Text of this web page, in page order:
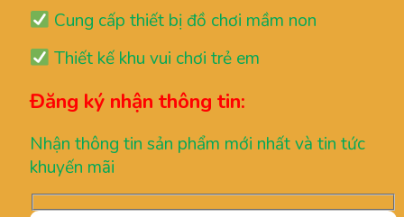
Cung cấp thiết bị đồ chơi mầm non
Thiết kế khu vui chơi trẻ em
Đăng ký nhận thông tin:
Nhận thông tin sản phẩm mới nhất và tin tức
khuyến mãi